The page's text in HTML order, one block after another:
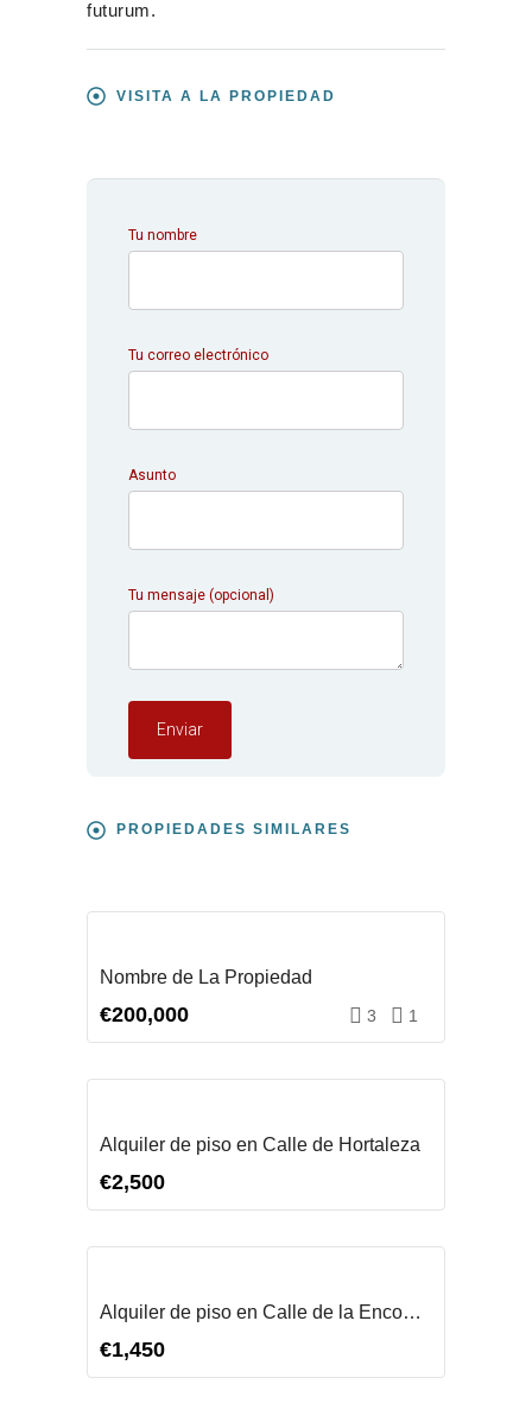
futurum.
VISITA A LA PROPIEDAD
Tu nombre
Tu correo electrónico
Asunto
Tu mensaje (opcional)
PROPIEDADES SIMILARES
Nombre de La Propiedad
€200,000 3 1
Alquiler de piso en Calle de Hortaleza
€2,500
Alquiler de piso en Calle de la Encomienda
€1,450